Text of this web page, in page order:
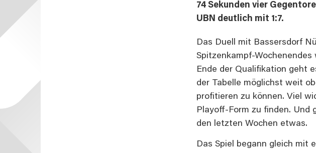
74 Sekunden vier
UBN deutlich mit 1:7.
Das Duell mit Bassersdorf
Spitzenkampf-
Ende der Qualifikation geht
der Tabelle möglichst weit
profitieren zu können. Viel
Playoff-Form zu finden. Und
den letzten Wochen etwas.
Das Spiel begann gleich mit